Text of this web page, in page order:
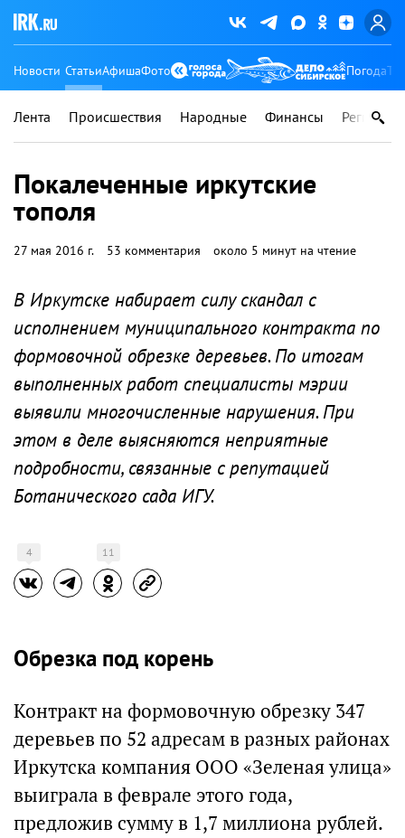
Новости СтатьиАфишаФото Погода
Лента Происшествия Народные Финансы Регионы
Покалеченные иркутские
тополя
27 мая 2016 г. 53 комментария около 5 минут на чтение
В Иркутске набирает силу скандал с
исполнением муниципального контракта по
формовочной обрезке деревьев. По итогам
выполненных работ специалисты мэрии
выявили многочисленные нарушения. При
этом в деле выясняются неприятные
подробности, связанные с репутацией
Ботанического сада ИГУ.
4 11
Обрезка под корень
Контракт на формовочную обрезку 347
деревьев по 52 адресам в разных районах
Иркутска компания ООО «Зеленая улица»
выиграла в феврале этого года,
предложив сумму в 1,7 миллиона рублей.